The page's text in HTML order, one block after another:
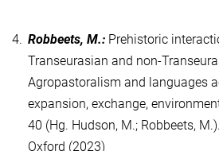
4. Robbeets, M.: Prehistoric
Transeurasian and non-
Agropastoralism and languages
expansion, exchange,
40 (Hg. Hudson, M.; Robbeets,
Oxford (2023)